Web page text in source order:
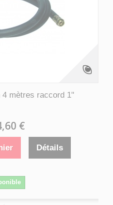
4 mètres raccord 1"
€
Détails